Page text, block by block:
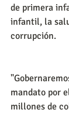
de primera
infantil, la
corrupción.
mandato por
millones de